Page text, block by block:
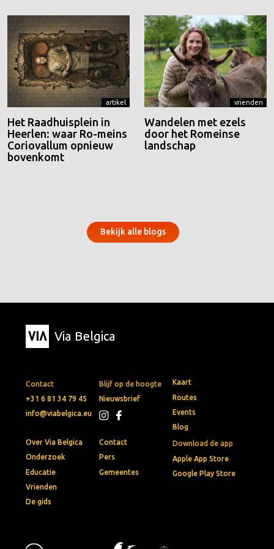
artikel
Het Raadhuisplein in
Heerlen: waar Ro-meins
Coriovallum opnieuw
bovenkomt
vrienden
Wandelen met ezels
door het Romeinse
landschap
Bekijk alle blogs
Via Belgica
Contact
+31 6 81 34 79 45
info@viabelgica.eu
Blijf op de hoogte
Nieuwsbrief
Download de app
Apple App Store
Google Play Store
Kaart
Routes
Events
Blog
Over Via Belgica
Onderzoek
Educatie
Vrienden
De gids
Contact
Pers
Gemeentes